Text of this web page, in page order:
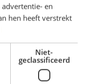
en
hen heeft verstrekt
Niet-
geclassificeerd